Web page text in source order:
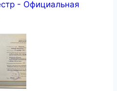
- Официальная